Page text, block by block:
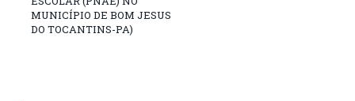
MUNICÍPIO DE BOM JESUS
DO TOCANTINS-PA)